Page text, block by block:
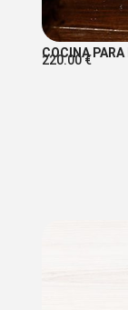
COCINA
220.00€